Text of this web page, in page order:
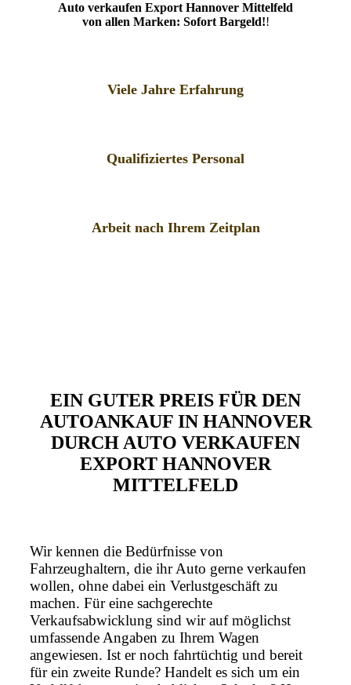
Auto verkaufen Export Hannover Mittelfeld
von allen Marken: Sofort Bargeld!!
Viele Jahre Erfahrung
Qualifiziertes Personal
Arbeit nach Ihrem Zeitplan
EIN GUTER PREIS FÜR DEN
AUTOANKAUF IN HANNOVER
DURCH AUTO VERKAUFEN
EXPORT HANNOVER
MITTELFELD
Wir kennen die Bedürfnisse von
Fahrzeughaltern, die ihr Auto gerne verkaufen
wollen, ohne dabei ein Verlustgeschäft zu
machen. Für eine sachgerechte
Verkaufsabwicklung sind wir auf möglichst
umfassende Angaben zu Ihrem Wagen
angewiesen. Ist er noch fahrtüchtig und bereit
für ein zweite Runde? Handelt es sich um ein